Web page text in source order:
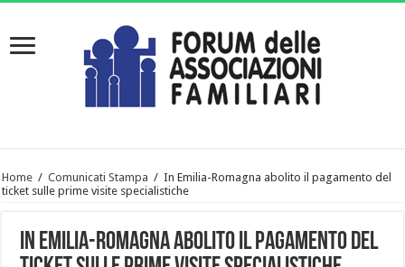
Home / Comunicati Stampa / In Emilia-Romagna abolito il pagamento del
ticket sulle prime visite specialistiche
In Emilia-Romagna abolito il pagamento del